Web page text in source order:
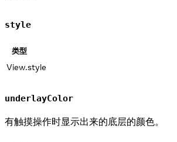
style
类型
View.style
underlayColor
有触摸操作时显示出来的底层的颜色。